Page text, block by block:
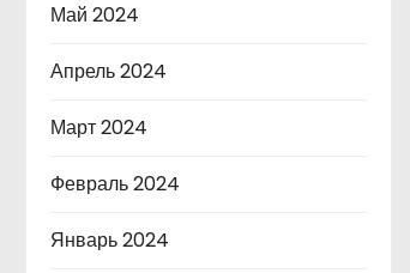
Май 2024
Апрель 2024
Март 2024
Февраль 2024
Январь 2024